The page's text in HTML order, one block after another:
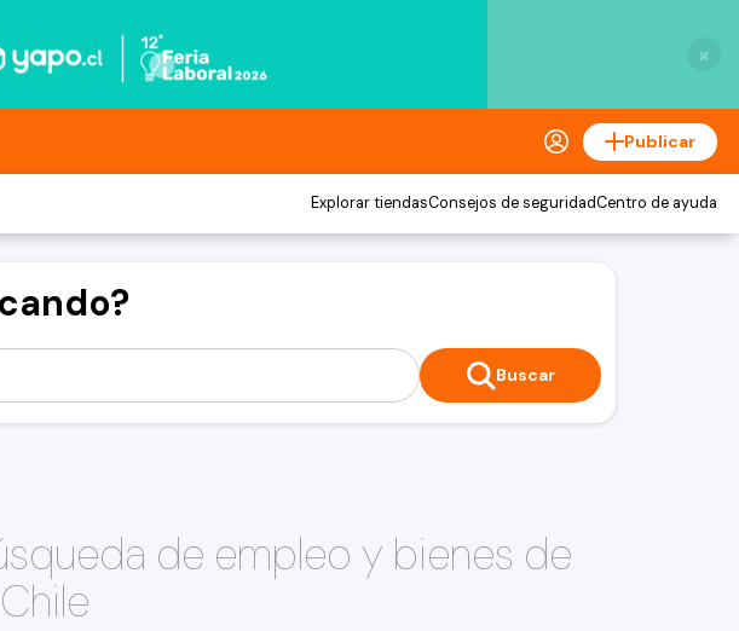
×
Publicar
Explorar tiendasConsejos de seguridadCentro de ayuda
Buscar
de empleo y bienes de